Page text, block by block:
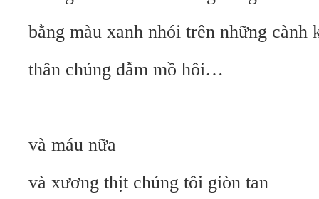
bằng màu xanh nhói trên những cành
thân chúng đẫm mồ hôi…
và máu nữa
và xương thịt chúng tôi giòn tan